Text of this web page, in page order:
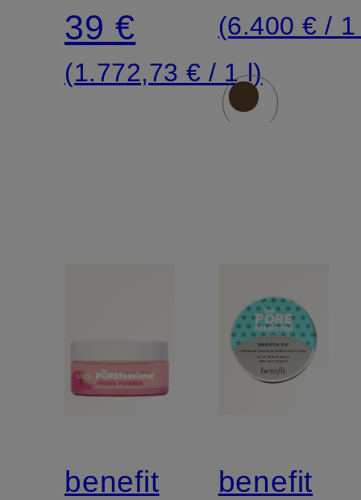
39 €
(1.772,73 € / 1 l)
(6.400 € /
benefit
benefit